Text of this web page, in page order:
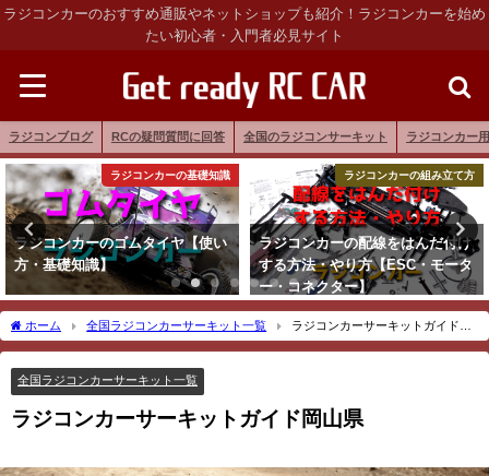
ラジコンカーのおすすめ通販やネットショップも紹介！ラジコンカーを始め
たい初心者・入門者必見サイト
ラジコンブログ RCの疑問質問に回答 全国のラジコンサーキット ラジコンカー
ラジコンカーの基礎知識
ラジコンカーのゴムタイヤ【使い
方・基礎知識】
ラジコンカーの組み立て方
ラジコンカーの配線をはんだ付け
する方法・やり方【ESC・モータ
ー・コネクター】
ホーム 全国ラジコンカーサーキット一覧
ラジコンカーサーキットガイド岡
山県
全国ラジコンカーサーキット一覧
ラジコンカーサーキットガイド岡山県